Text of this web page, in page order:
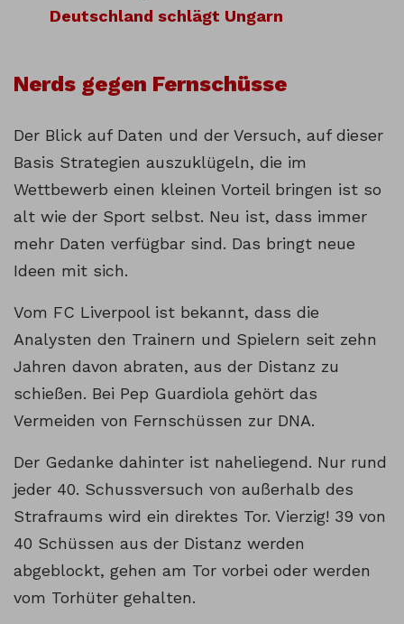
Deutschland schlägt Ungarn
Nerds gegen Fernschüsse
Der Blick auf Daten und der Versuch, auf dieser
Basis Strategien auszuklügeln, die im
Wettbewerb einen kleinen Vorteil bringen ist so
alt wie der Sport selbst. Neu ist, dass immer
mehr Daten verfügbar sind. Das bringt neue
Ideen mit sich.
Vom FC Liverpool ist bekannt, dass die
Analysten den Trainern und Spielern seit zehn
Jahren davon abraten, aus der Distanz zu
schießen. Bei Pep Guardiola gehört das
Vermeiden von Fernschüssen zur DNA.
Der Gedanke dahinter ist naheliegend. Nur rund
jeder 40. Schussversuch von außerhalb des
Strafraums wird ein direktes Tor. Vierzig! 39 von
40 Schüssen aus der Distanz werden
abgeblockt, gehen am Tor vorbei oder werden
vom Torhüter gehalten.